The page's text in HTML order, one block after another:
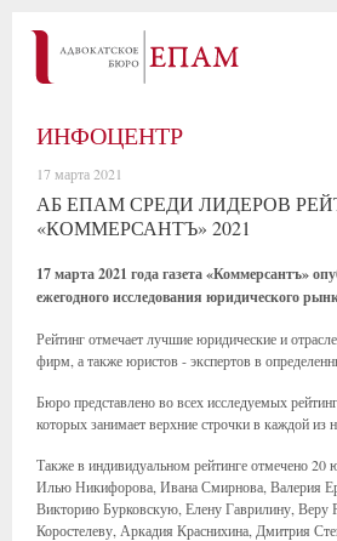
ИНФОЦЕНТР
17 марта 2021
АБ ЕПАМ СРЕДИ ЛИДЕРОВ
«КОММЕРСАНТЪ» 2021
17 марта 2021 года газета «Коммерсантъ»
ежегодного исследования юридического
Рейтинг отмечает лучшие юридические и
фирм, а также юристов - экспертов в
Бюро представлено во всех исследуемых
которых занимает верхние строчки в каждой из
Также в индивидуальном рейтинге отмечено
Илью Никифорова, Ивана Смирнова, Валерия
Викторию Бурковскую, Елену Гаврилину, Веру
Коростелеву, Аркадия Краснихина, Дмитрия